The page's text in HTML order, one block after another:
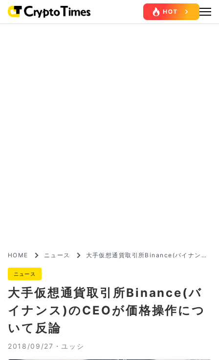
HOME ニュース
大手仮想通貨取引所Binance(バイナンス)
ニュース
大手仮想通貨取引所Binance(バ
イナンス)のCEOが価格操作につ
いて反論
2018/09/27・ ユッシ